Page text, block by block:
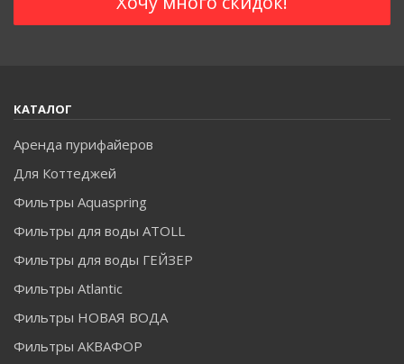
КАТАЛОГ
Аренда пурифайеров
Для Коттеджей
Фильтры Aquaspring
Фильтры для воды ATOLL
Фильтры для воды ГЕЙЗЕР
Фильтры Atlantic
Фильтры НОВАЯ ВОДА
Фильтры АКВАФОР